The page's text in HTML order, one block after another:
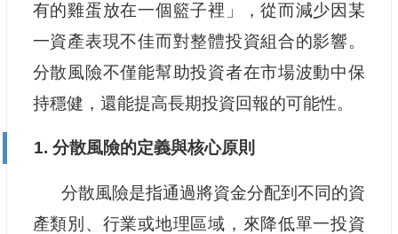
有的雞蛋放在一個籃子裡」，從而減少因某
一資產表現不佳而對整體投資組合的影響。
分散風險不僅能幫助投資者在市場波動中保
持穩健，還能提高長期投資回報的可能性。
1. 分散風險的定義與核心原則
分散風險是指通過將資金分配到不同的資
產類別、行業或地理區域，來降低單一投資